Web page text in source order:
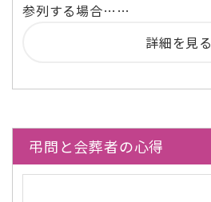
参列する場合……
詳細を見る
弔問と会葬者の心得